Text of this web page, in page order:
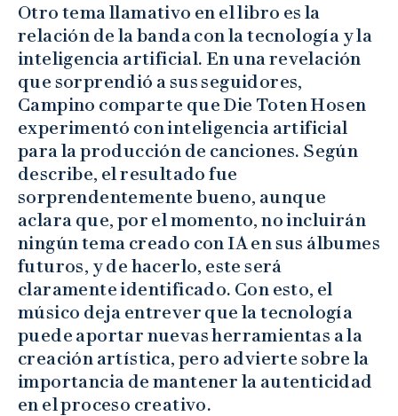
Otro tema llamativo en el libro es la
relación de la banda con la tecnología y la
inteligencia artificial. En una revelación
que sorprendió a sus seguidores,
Campino comparte que Die Toten Hosen
experimentó con inteligencia artificial
para la producción de canciones. Según
describe, el resultado fue
sorprendentemente bueno, aunque
aclara que, por el momento, no incluirán
ningún tema creado con IA en sus álbumes
futuros, y de hacerlo, este será
claramente identificado. Con esto, el
músico deja entrever que la tecnología
puede aportar nuevas herramientas a la
creación artística, pero advierte sobre la
importancia de mantener la autenticidad
en el proceso creativo.